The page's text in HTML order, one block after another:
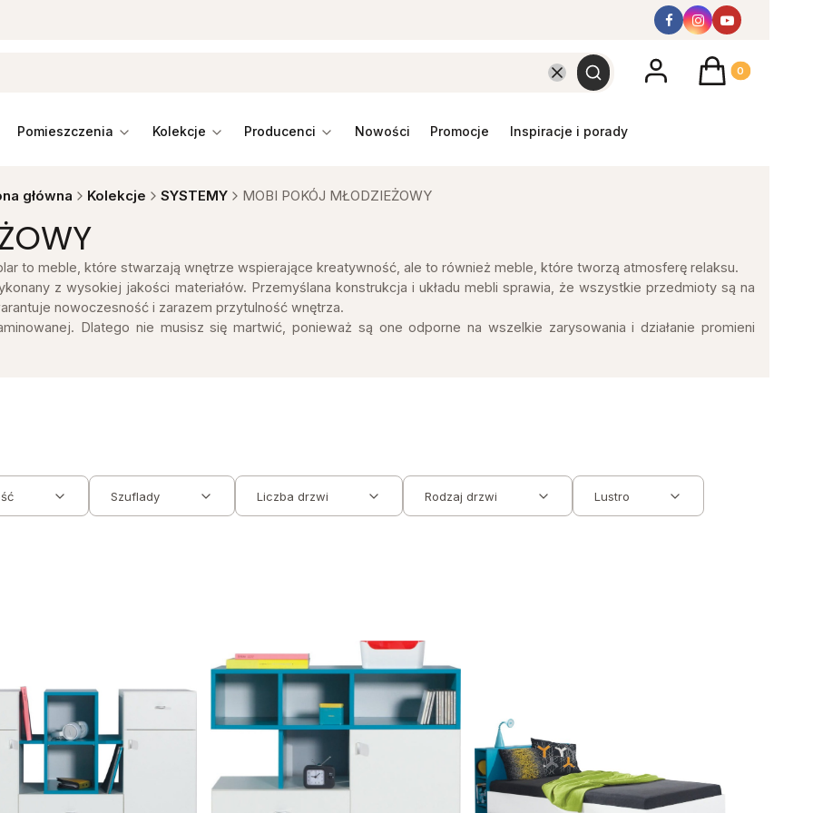
Wyczyść
Szukaj
Produkty w
pomieszczenia kolekcje producenci promocje inspiracje i porady
główna Kolekcje SYSTEMY MOBI POKÓJ MŁODZIEŻOWY
to meble, które stwarzają wnętrze wspierające kreatywność, ale to również meble, które tworzą atmosferę relaksu.
z wysokiej jakości materiałów. Przemyślana konstrukcja i układu mebli sprawia, że wszystkie przedmioty są na
nowoczesność i zarazem przytulność wnętrza.
Dlatego nie musisz się martwić, ponieważ są one odporne na wszelkie zarysowania i działanie promieni
Szuflady Liczba drzwi Rodzaj drzwi Lustro